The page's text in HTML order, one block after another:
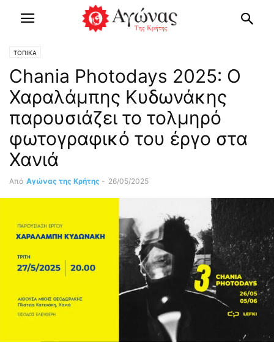
ΤΟΠΙΚΑ
Chania Photodays 2025: Ο
Χαραλάμπης Κυδωνάκης
παρουσιάζει το τολμηρό
φωτογραφικό του έργο στα
Χανιά
Από Αγώνας της Κρήτης - 26/05/2025